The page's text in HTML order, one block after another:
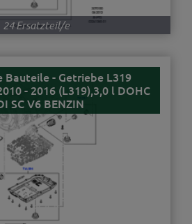
24 Ersatzteil/e
Bauteile - Getriebe L319
- 2016 (L319),3,0 l DOHC
SC V6 BENZIN